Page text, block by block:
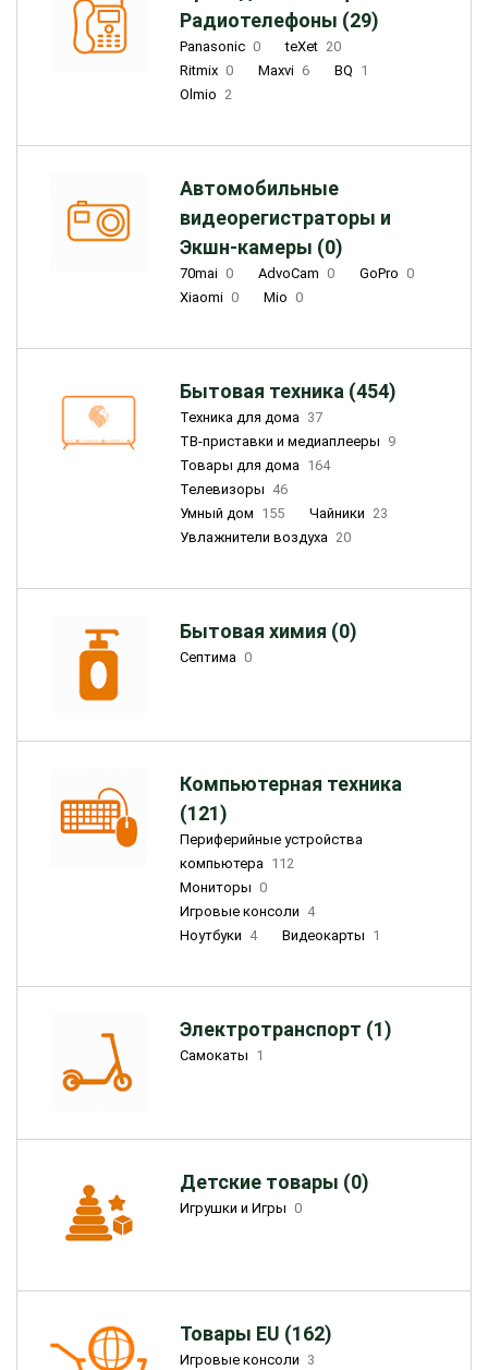
Радиотелефоны (29)
Panasonic 0 teXet 20
Ritmix 0 Maxvi 6 BQ 1
Olmio 2
Автомобильные
видеорегистраторы и
Экшн-камеры (0)
70mai 0 AdvoCam 0 GoPro 0
Xiaomi 0 Mio 0
Бытовая техника (454)
Техника для дома 37
ТВ-приставки и медиаплееры 9
Товары для дома 164
Телевизоры 46
Умный дом 155 Чайники 23
Увлажнители воздуха 20
Бытовая химия (0)
Септима 0
Компьютерная техника
(121)
Периферийные устройства
компьютера 112
Мониторы 0
Игровые консоли 4
Ноутбуки 4 Видеокарты 1
Электротранспорт (1)
Самокаты 1
Детские товары (0)
Игрушки и Игры 0
Товары EU (162)
Игровые консоли 3